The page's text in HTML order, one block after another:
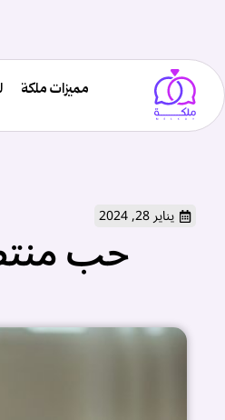
مميزات ملكة
يناير 28, 2024 حب